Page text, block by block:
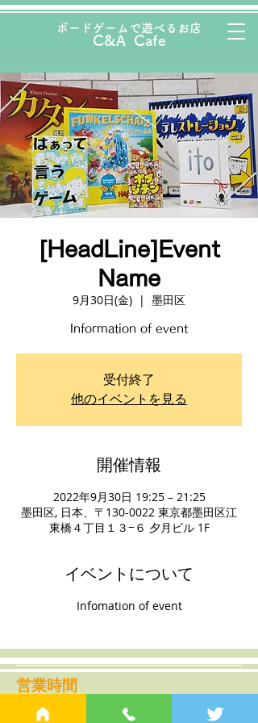
ボード ゲームで遊べるお店
C&A Cafe
[HeadLine]Event
Name
9月30日(金)
  |
墨田区
Information of event
受付終了
他のイベントを見る
開催情報
2022年9月30日 19:25 – 21:25
墨田区, 日本、〒130-0022 東京都墨田区江
東橋４丁目１３−６ 夕月ビル 1F
イベントについて
Infomation of event
営業時間
土日祝 13:00～22:00（最終入店20:00)